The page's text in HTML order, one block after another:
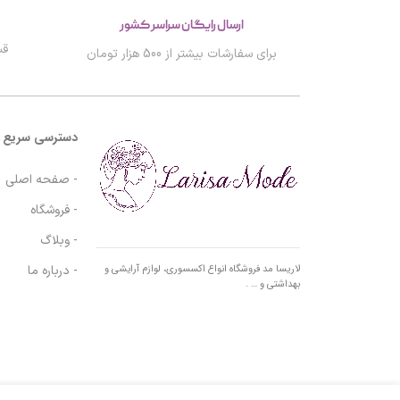
ارسال رایگان سراسر کشور
برای سفارشات بیشتر از 500 هزار تومان
لاریسا مد فروشگاه انواع اکسسوری، لوازم آرایشی و
بهداشتی و … .
دسترسی سریع
- صفحه اصلی
- فروشگاه
- وبلاگ
- درباره ما